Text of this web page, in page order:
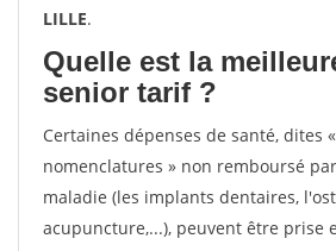
LILLE.
Quelle est la
senior tarif ?
Certaines dépenses de santé, dites
nomenclatures » non remboursé
maladie (les implants dentaires,
acupuncture,...), peuvent être prise